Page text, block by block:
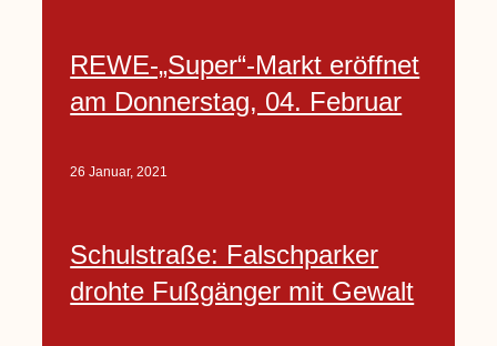
REWE-„Super“-Markt eröffnet
am Donnerstag, 04. Februar
26 Januar, 2021
Schulstraße: Falschparker
drohte Fußgänger mit Gewalt